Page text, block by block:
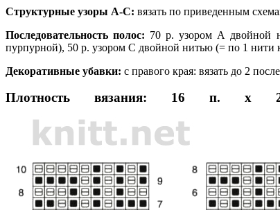
Структурные узоры A-С: вязать по приведенным
Последовательность полос: 70 р. узором А двойной
пурпурной), 50 р. узором С двойной нитью (= по 1 нити
Декоративные убавки: с правого края: вязать до 2
Плотность вязания: 16 п. х 26